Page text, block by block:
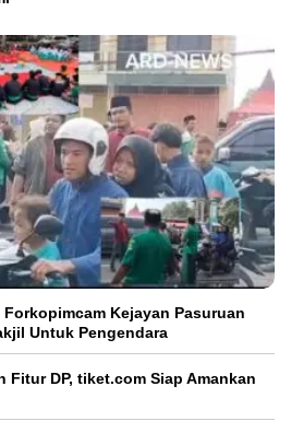
Kejayan Pasuruan
Untuk Pengendara
Fitur DP, tiket.com Siap Amankan